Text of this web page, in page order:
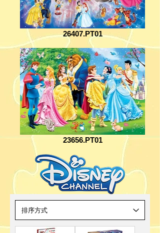
26407.PT01
23656.PT01